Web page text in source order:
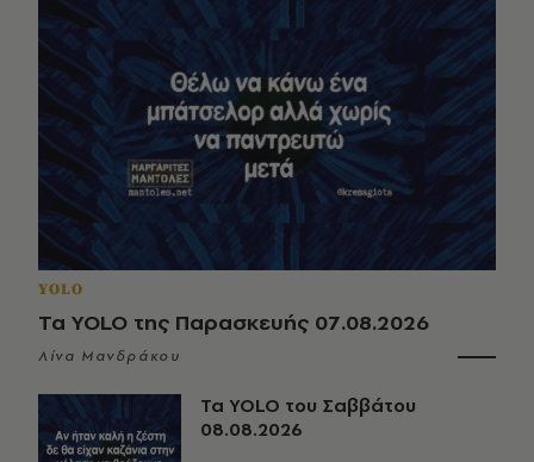
YOLO
Τα YOLO της Παρασκευής 07.08.2026
Λίνα Μανδράκου
Τα YOLO του Σαββάτου
08.08.2026